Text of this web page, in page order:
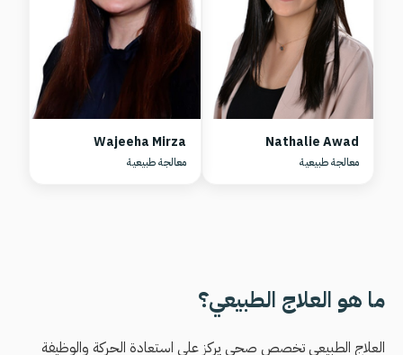
Nathalie Awad
معالجة طبيعية
Wajeeha Mirza
معالجة طبيعية
ما هو العلاج الطبيعي؟
العلاج الطبيعي تخصص صحي يركز على استعادة الحركة والوظيفة